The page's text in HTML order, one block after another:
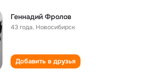
Геннадий Фролов
43 года, Новосибирск
Добавить в друзья